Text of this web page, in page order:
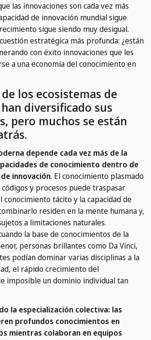
las innovaciones son cada vez más
de innovación mundial sigue
sigue siendo muy desigual.
estratégica más profunda: ¿están
con éxito innovaciones que les
a una economía del conocimiento en
los ecosistemas de
diversificado sus
pero muchos se están
depende cada vez más de la
de conocimiento dentro de
innovación. El conocimiento plasmado
y procesos puede traspasar
tácito y la capacidad de
residen en la mente humana y,
a limitaciones naturales.
la base de conocimientos de la
personas brillantes como Da Vinci,
podían dominar varias disciplinas a la
el rápido crecimiento del
imposible un dominio individual tan
la especialización colectiva: las
profundos conocimientos en
mientras colaboran en equipos